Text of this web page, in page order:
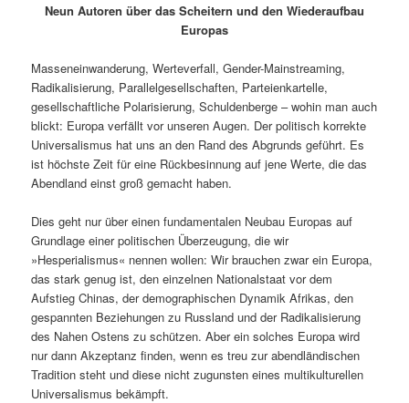
Neun Autoren über das Scheitern und den Wiederaufbau
Europas
Masseneinwanderung, Werteverfall, Gender-Mainstreaming,
Radikalisierung, Parallelgesellschaften, Parteienkartelle,
gesellschaftliche Polarisierung, Schuldenberge – wohin man auch
blickt: Europa verfällt vor unseren Augen. Der politisch korrekte
Universalismus hat uns an den Rand des Abgrunds geführt. Es
ist höchste Zeit für eine Rückbesinnung auf jene Werte, die das
Abendland einst groß gemacht haben.
Dies geht nur über einen fundamentalen Neubau Europas auf
Grundlage einer politischen Überzeugung, die wir
»Hesperialismus« nennen wollen: Wir brauchen zwar ein Europa,
das stark genug ist, den einzelnen Nationalstaat vor dem
Aufstieg Chinas, der demographischen Dynamik Afrikas, den
gespannten Beziehungen zu Russland und der Radikalisierung
des Nahen Ostens zu schützen. Aber ein solches Europa wird
nur dann Akzeptanz finden, wenn es treu zur abendländischen
Tradition steht und diese nicht zugunsten eines multikulturellen
Universalismus bekämpft.